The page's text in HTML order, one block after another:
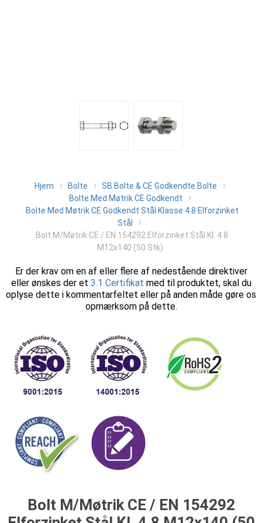
Hjem Bolte
SB Bolte & CE Godkendte Bolte
Bolte Med Møtrik CE Godkendt
Bolte Med Møtrik CE Godkendt Stål Klasse 4.8 Elforzinket
Stål
Bolt M/Møtrik CE / EN 154292 Elforzinket Stål Kl. 4.8
M12x140 (50 Stk)
Er der krav om en af eller flere af nedestående direktiver
eller ønskes der et 3.1 Certifikat med til produktet, skal du
oplyse dette i kommentarfeltet eller på anden måde gøre os
opmærksom på dette.
Bolt M/Møtrik CE / EN 154292